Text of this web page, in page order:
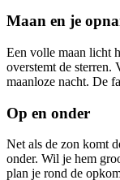
Maan en je
Een volle maan licht
overstemt de
maanloze nacht. De
Op en onder
Net als de zon komt
onder. Wil je hem
plan je rond de